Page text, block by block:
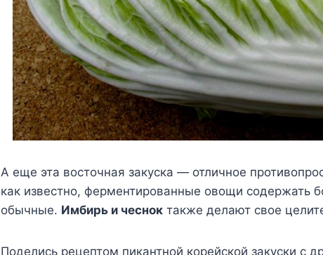
А еще эта восточная закуска — отличное
как известно, ферментированные овощи содержать
обычные. Имбирь и чеснок также делают свое
Поделись рецептом пикантной корейской закуски с